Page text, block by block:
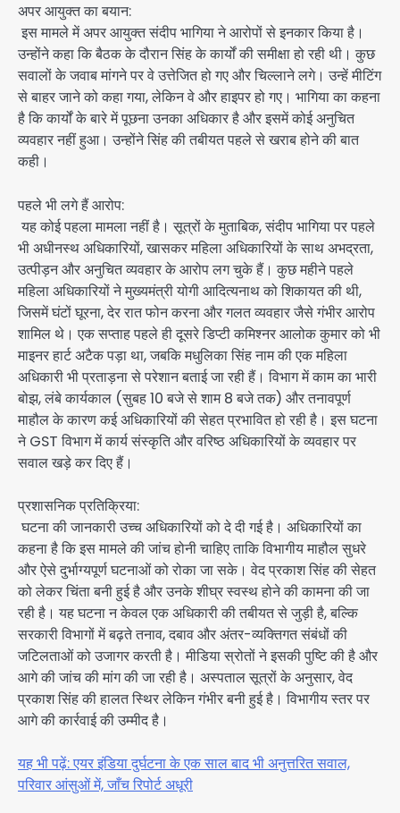
अपर आयुक्त का बयान:
इस मामले में अपर आयुक्त संदीप भागिया ने आरोपों से इनकार किया है।
उन्होंने कहा कि बैठक के दौरान सिंह के कार्यों की समीक्षा हो रही थी। कुछ
सवालों के जवाब मांगने पर वे उत्तेजित हो गए और चिल्लाने लगे। उन्हें मीटिंग
से बाहर जाने को कहा गया, लेकिन वे और हाइपर हो गए। भागिया का कहना
है कि कार्यों के बारे में पूछना उनका अधिकार है और इसमें कोई अनुचित
व्यवहार नहीं हुआ। उन्होंने सिंह की तबीयत पहले से खराब होने की बात
कही।
पहले भी लगे हैं आरोप:
यह कोई पहला मामला नहीं है। सूत्रों के मुताबिक, संदीप भागिया पर पहले
भी अधीनस्थ अधिकारियों, खासकर महिला अधिकारियों के साथ अभद्रता,
उत्पीड़न और अनुचित व्यवहार के आरोप लग चुके हैं। कुछ महीने पहले
महिला अधिकारियों ने मुख्यमंत्री योगी आदित्यनाथ को शिकायत की थी,
जिसमें घंटों घूरना, देर रात फोन करना और गलत व्यवहार जैसे गंभीर आरोप
शामिल थे। एक सप्ताह पहले ही दूसरे डिप्टी कमिश्नर आलोक कुमार को भी
माइनर हार्ट अटैक पड़ा था, जबकि मधुलिका सिंह नाम की एक महिला
अधिकारी भी प्रताड़ना से परेशान बताई जा रही हैं। विभाग में काम का भारी
बोझ, लंबे कार्यकाल (सुबह 10 बजे से शाम 8 बजे तक) और तनावपूर्ण
माहौल के कारण कई अधिकारियों की सेहत प्रभावित हो रही है। इस घटना
ने GST विभाग में कार्य संस्कृति और वरिष्ठ अधिकारियों के व्यवहार पर
सवाल खड़े कर दिए हैं।
प्रशासनिक प्रतिक्रिया:
घटना की जानकारी उच्च अधिकारियों को दे दी गई है। अधिकारियों का
कहना है कि इस मामले की जांच होनी चाहिए ताकि विभागीय माहौल सुधरे
और ऐसे दुर्भाग्यपूर्ण घटनाओं को रोका जा सके। वेद प्रकाश सिंह की सेहत
को लेकर चिंता बनी हुई है और उनके शीघ्र स्वस्थ होने की कामना की जा
रही है। यह घटना न केवल एक अधिकारी की तबीयत से जुड़ी है, बल्कि
सरकारी विभागों में बढ़ते तनाव, दबाव और अंतर-व्यक्तिगत संबंधों की
जटिलताओं को उजागर करती है। मीडिया स्रोतों ने इसकी पुष्टि की है और
आगे की जांच की मांग की जा रही है। अस्पताल सूत्रों के अनुसार, वेद
प्रकाश सिंह की हालत स्थिर लेकिन गंभीर बनी हुई है। विभागीय स्तर पर
आगे की कार्रवाई की उम्मीद है।
यह भी पढ़ें: एयर इंडिया दुर्घटना के एक साल बाद भी अनुत्तरित सवाल,
परिवार आंसुओं में, जाँच रिपोर्ट अधूरी